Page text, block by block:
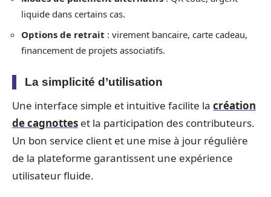
liquide dans certains cas.
Options de retrait : virement bancaire, carte cadeau,
financement de projets associatifs.
La simplicité d’utilisation
Une interface simple et intuitive facilite la création
de cagnottes et la participation des contributeurs.
Un bon service client et une mise à jour régulière
de la plateforme garantissent une expérience
utilisateur fluide.